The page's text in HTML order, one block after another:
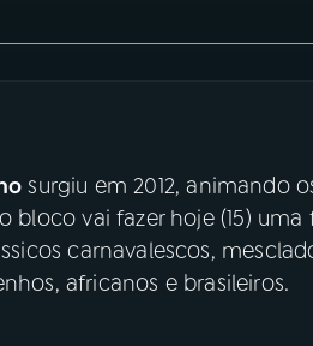
surgiu em 2012, animando
bloco vai fazer hoje (15)
carnavalescos,
africanos e brasileiros.